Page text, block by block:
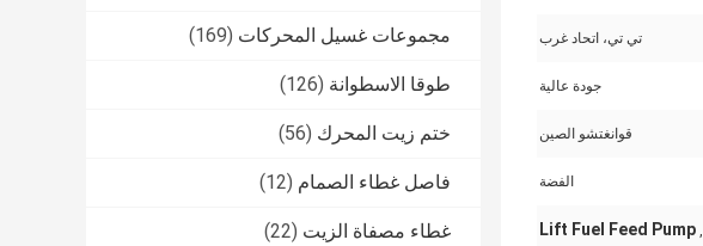
مجموعات غسيل المحركات (169)
طوقا الاسطوانة (126)
ختم زيت المحرك (56)
فاصل غطاء الصمام (12)
غطاء مصفاة الزيت (22)
تي تي، اتحاد غرب
جودة عالية
قوانغتشو الصين
الفضة
,
Lift Fuel Feed Pump